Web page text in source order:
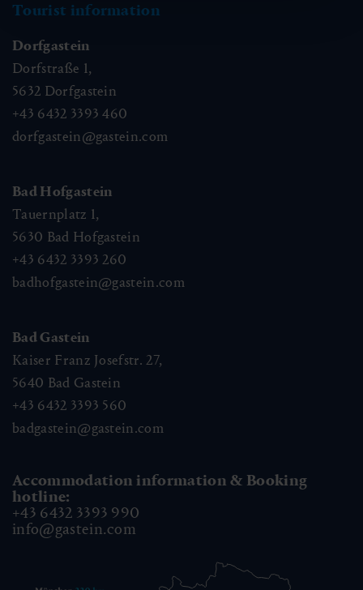
Tourist information
Dorfgastein
Dorfstraße 1,
5632 Dorfgastein
+43 6432 3393 460
dorfgastein@gastein.com
Bad Hofgastein
Tauernplatz 1,
5630 Bad Hofgastein
+43 6432 3393 260
badhofgastein@gastein.com
Bad Gastein
Kaiser Franz Josefstr. 27,
5640 Bad Gastein
+43 6432 3393 560
badgastein@gastein.com
Accommodation information & Booking
hotline:
+43 6432 3393 990
info@gastein.com